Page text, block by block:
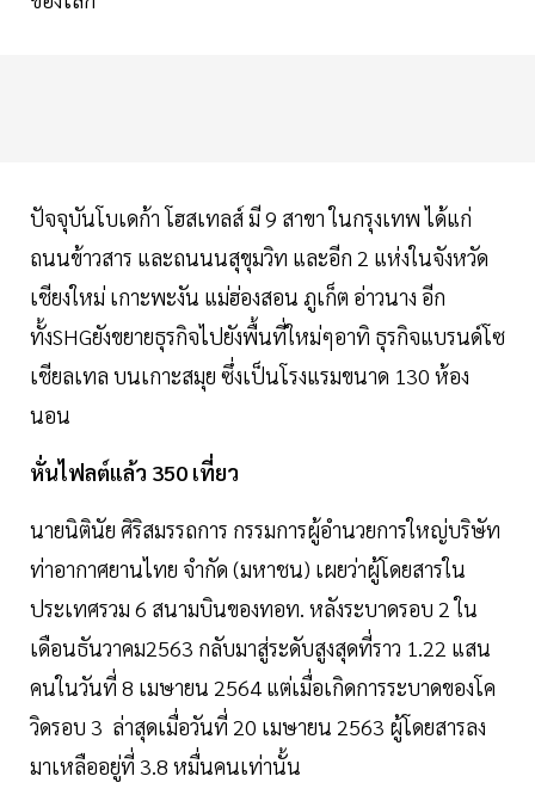
ปัจจุบันโบเดก้า โฮสเทลส์ มี 9 สาขา ในกรุงเทพ ได้แก่
ถนนข้าวสาร และถนนนสุขุมวิท และอีก 2 แห่งในจังหวัด
เชียงใหม่ เกาะพะงัน แม่ฮ่องสอน ภูเก็ต อ่าวนาง อีก
ทั้งSHGยังขยายธุรกิจไปยังพื้นที่ใหม่ๆอาทิ ธุรกิจแบรนด์โซ
เชียลเทล บนเกาะสมุย ซึ่งเป็นโรงแรมขนาด 130 ห้อง
นอน
หั่นไฟลต์แล้ว 350 เที่ยว
นายนิตินัย ศิริสมรรถการ กรรมการผู้อำนวยการใหญ่บริษัท
ท่าอากาศยานไทย จำกัด (มหาชน) เผยว่าผู้โดยสารใน
ประเทศรวม 6 สนามบินของทอท. หลังระบาดรอบ 2 ใน
เดือนธันวาคม2563 กลับมาสู่ระดับสูงสุดที่ราว 1.22 แสน
คนในวันที่ 8 เมษายน 2564 แต่เมื่อเกิดการระบาดของโค
วิดรอบ 3 ล่าสุดเมื่อวันที่ 20 เมษายน 2563 ผู้โดยสารลง
มาเหลืออยู่ที่ 3.8 หมื่นคนเท่านั้น